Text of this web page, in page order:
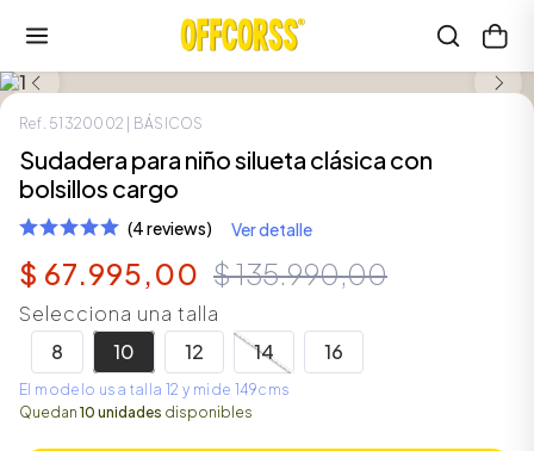
LOOK COMPLETO
Ref. 51320002 | BÁSICOS
Sudadera para niño silueta clásica con
bolsillos cargo
(4 reviews) Ver detalle
$ 67.995,00 $135.990,00
Selecciona una talla
8
10 12 14 16
El modelo usa talla 12 y mide 149cms
Quedan 10 unidades disponibles